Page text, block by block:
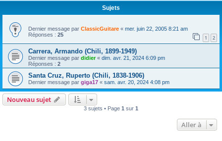
Sujets
Dernier message par ClassicGuitare « mer. juin 22, 2005 8:21 am
Réponses : 25 1 2
Carrera, Armando (Chili, 1899-1949)
Dernier message par didier« dim. avr. 21, 2024 6:09 pm
Réponses : 2
Santa Cruz, Ruperto (Chili, 1838-1906)
Dernier message par giga17 « sam. avr. 20, 2024 4:08 pm
Nouveau sujet
3 sujets • Page 1 sur 1
Aller à